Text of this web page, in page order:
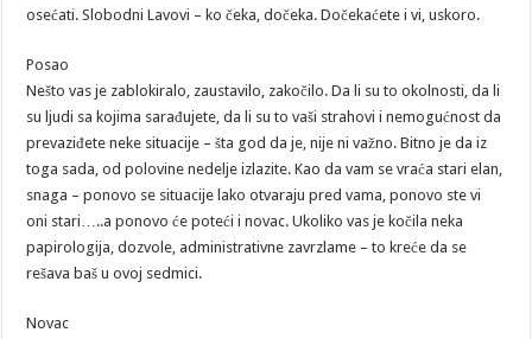
osećati. Slobodni Lavovi – ko čeka, dočeka. Dočekaćete i vi, uskoro.
Posao
Nešto vas je zablokiralo, zaustavilo, zakočilo. Da li su to okolnosti, da li
su ljudi sa kojima sarađujete, da li su to vaši strahovi i nemogućnost da
prevaziđete neke situacije – šta god da je, nije ni važno. Bitno je da iz
toga sada, od polovine nedelje izlazite. Kao da vam se vraća stari elan,
snaga – ponovo se situacije lako otvaraju pred vama, ponovo ste vi
oni stari…..a ponovo će poteći i novac. Ukoliko vas je kočila neka
papirologija, dozvole, administrativne zavrzlame – to kreće da se
rešava baš u ovoj sedmici.
Novac